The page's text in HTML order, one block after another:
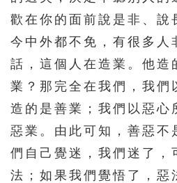
歡在你的面前說是非、說
今中外都不免，有很多人
話，這個人在造業。他造
業？那完全在我們，我們
造的是善業；我們以惡心
惡業。由此可知，善惡不
們自己覺迷，我們迷了，
法；如果我們覺悟了，惡